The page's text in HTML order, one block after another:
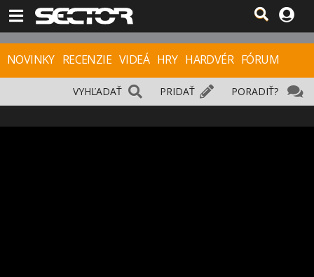
NOVINKY RECENZIE VIDEÁ HRY HARDVÉR FÓRUM
PORADIŤ?
PRIDAŤ
VYHĽADAŤ